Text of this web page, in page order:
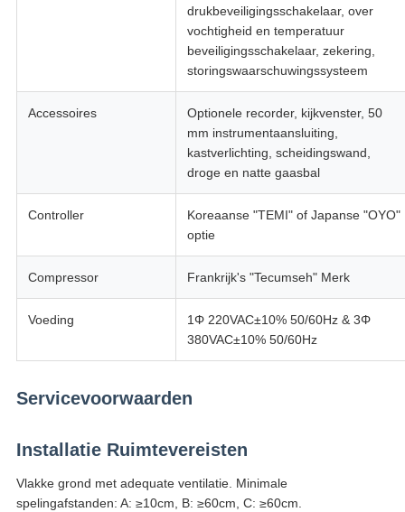
drukbeveiligingsschakelaar, over
vochtigheid en temperatuur
beveiligingsschakelaar, zekering,
storingswaarschuwingssysteem
Accessoires
Optionele recorder, kijkvenster, 50
mm instrumentaansluiting,
kastverlichting, scheidingswand,
droge en natte gaasbal
Controller
Koreaanse "TEMI" of Japanse "OYO"
optie
Compressor Frankrijk's "Tecumseh" Merk
Voeding
1Φ 220VAC±10% 50/60Hz & 3Φ
380VAC±10% 50/60Hz
Servicevoorwaarden
Installatie Ruimtevereisten
Vlakke grond met adequate ventilatie. Minimale
spelingafstanden: A: ≥10cm, B: ≥60cm, C: ≥60cm.